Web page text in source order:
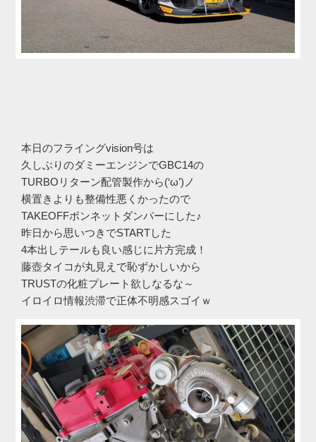
本日のフライングvision号は
久しぶりのダミーエンジンでGBC14の
TURBOリターン配管製作から(‘ω’)ノ
横置きよりも整備性悪くかったので
TAKEOFFボンネットダンパーにした♪
昨日から思いつきでSTARTした
4本出しテールも良い感じに片方完成！
藤壺タイコが丸見えで恥ずかしいから
TRUSTの化粧プレート欲しなるな～
イロイロ情報渋滞で正体不明感スゴイｗ